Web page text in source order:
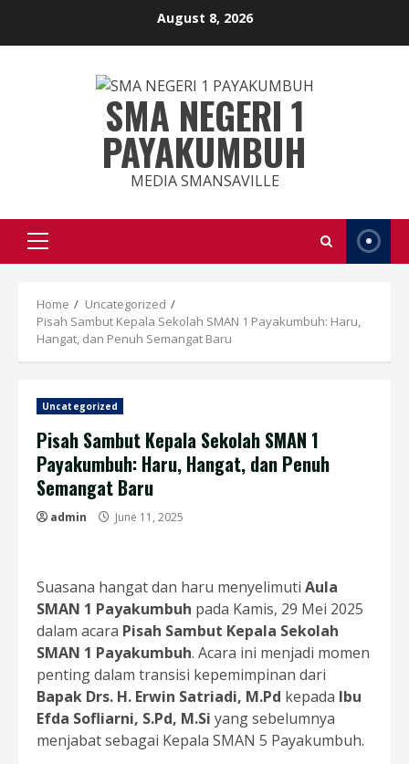
August 8, 2026
SMA NEGERI 1
PAYAKUMBUH
MEDIA SMANSAVILLE
Primary
Menu
Home
Uncategorized
Pisah Sambut Kepala Sekolah SMAN 1 Payakumbuh: Haru,
Hangat, dan Penuh Semangat Baru
Uncategorized
Pisah Sambut Kepala Sekolah SMAN 1
Payakumbuh: Haru, Hangat, dan Penuh
Semangat Baru
admin June 11, 2025
Suasana hangat dan haru menyelimuti Aula
SMAN 1 Payakumbuh pada Kamis, 29 Mei 2025
dalam acara Pisah Sambut Kepala Sekolah
SMAN 1 Payakumbuh. Acara ini menjadi momen
penting dalam transisi kepemimpinan dari
Bapak Drs. H. Erwin Satriadi, M.Pd kepada Ibu
Efda Sofliarni, S.Pd, M.Si yang sebelumnya
menjabat sebagai Kepala SMAN 5 Payakumbuh.